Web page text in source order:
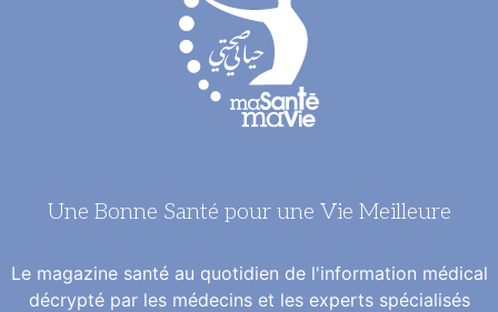
Une Bonne Santé pour une Vie Meilleure
Le magazine santé au quotidien de l'information médical
décrypté par les médecins et les experts spécialisés